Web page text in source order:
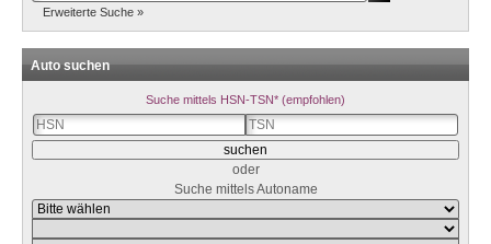
Erweiterte Suche »
Auto suchen
Suche mittels HSN-TSN* (empfohlen)
oder
Suche mittels Autoname